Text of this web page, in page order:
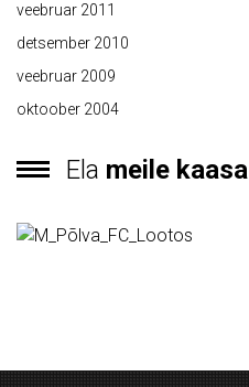
veebruar 2011
detsember 2010
veebruar 2009
oktoober 2004
Ela meile kaasa